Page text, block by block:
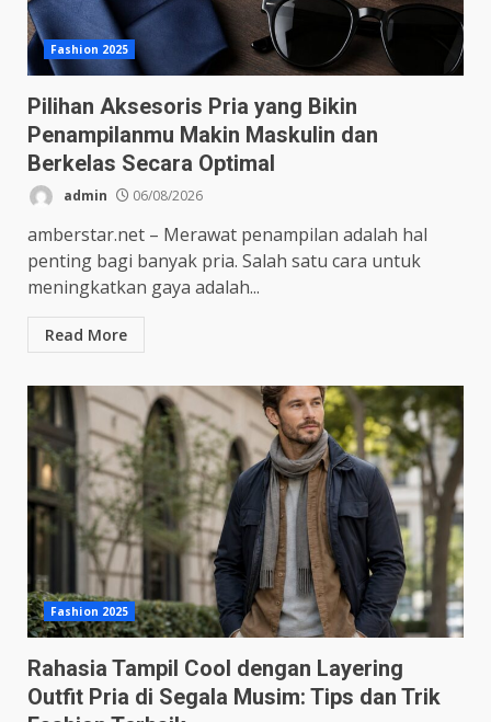
Fashion 2025
Pilihan Aksesoris Pria yang Bikin
Penampilanmu Makin Maskulin dan
Berkelas Secara Optimal
admin 06/08/2026
amberstar.net – Merawat penampilan adalah hal
penting bagi banyak pria. Salah satu cara untuk
meningkatkan gaya adalah...
Read More
Fashion 2025
Rahasia Tampil Cool dengan Layering
Outfit Pria di Segala Musim: Tips dan Trik